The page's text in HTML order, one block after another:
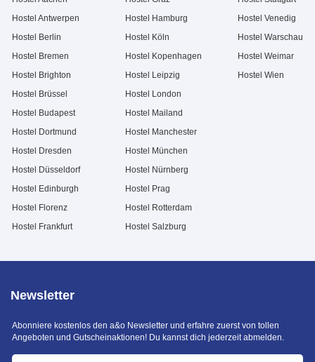
Hostel Antwerpen
Hostel Berlin
Hostel Bremen
Hostel Brighton
Hostel Brüssel
Hostel Budapest
Hostel Dortmund
Hostel Dresden
Hostel Düsseldorf
Hostel Edinburgh
Hostel Florenz
Hostel Frankfurt
Hostel Hamburg
Hostel Köln
Hostel Kopenhagen
Hostel Leipzig
Hostel London
Hostel Mailand
Hostel Manchester
Hostel München
Hostel Nürnberg
Hostel Prag
Hostel Rotterdam
Hostel Salzburg
Hostel Venedig
Hostel Warschau
Hostel Weimar
Hostel Wien
Newsletter
Abonniere kostenlos den a&o Newsletter und erfahre zuerst von tollen
Angeboten und Gutscheinaktionen! Du kannst dich jederzeit abmelden.